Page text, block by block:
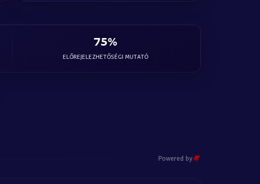
75%
ELŐREJELEZHETŐSÉGI MUTATÓ
Powered by